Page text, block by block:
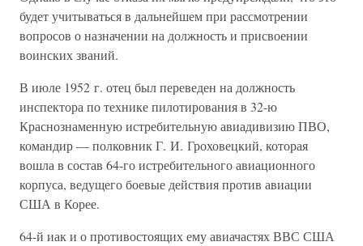
будет учитываться в дальнейшем при рассмотрении
вопросов о назначении на должность и присвоении
воинских званий.
В июле 1952 г. отец был переведен на должность
инспектора по технике пилотирования в 32-ю
Краснознаменную истребительную авиадивизию ПВО,
командир — полковник Г. И. Гроховецкий, которая
вошла в состав 64-го истребительного авиационного
корпуса, ведущего боевые действия против авиации
США в Корее.
64-й иак и о противостоящих ему авиачастях ВВС США